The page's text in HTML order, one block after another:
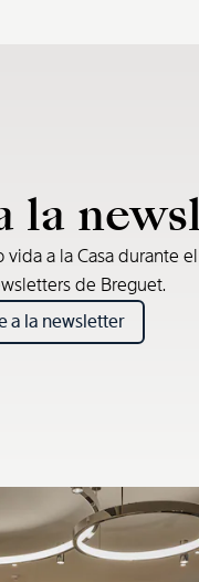
la
a la Casa durante
de Breguet.
a la newsletter